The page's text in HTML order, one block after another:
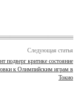
Следующая статья
подверг критике состояние
к Олимпийским играм в
Токио